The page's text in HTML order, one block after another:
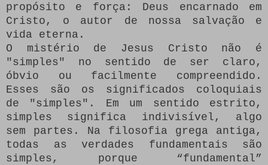
propósito e força: Deus encarnado em
Cristo, o autor de nossa salvação e
vida eterna.
O mistério de Jesus Cristo não é
"simples" no sentido de ser claro,
óbvio ou facilmente compreendido.
Esses são os significados coloquiais
de "simples". Em um sentido estrito,
simples significa indivisível, algo
sem partes.
Na filosofia grega antiga,
todas as verdades fundamentais são
simples, porque “fundamental”